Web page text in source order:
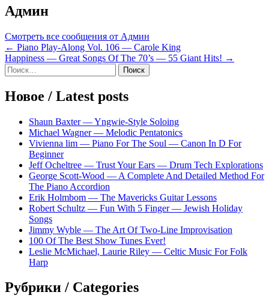
Админ
Смотреть все сообщения от Админ
Навигация
по
записям
← Piano Play-Along Vol. 106 — Carole King
Happiness — Great Songs Of The 70’s — 55 Giant Hits! →
Sidebar
Найти:
Новое / Latest posts
Shaun Baxter — Yngwie-Style Soloing
Michael Wagner — Melodic Pentatonics
Vivienna lim — Piano For The Soul — Canon In D For
Beginner
Jeff Ocheltree — Trust Your Ears — Drum Tech Explorations
George Scott-Wood — A Complete And Detailed Method For
The Piano Accordion
Erik Holmbom — The Mavericks Guitar Lessons
Robert Schultz — Fun With 5 Finger — Jewish Holiday
Songs
Jimmy Wyble — The Art Of Two-Line Improvisation
100 Of The Best Show Tunes Ever!
Leslie McMichael, Laurie Riley — Celtic Music For Folk
Harp
Рубрики / Categories